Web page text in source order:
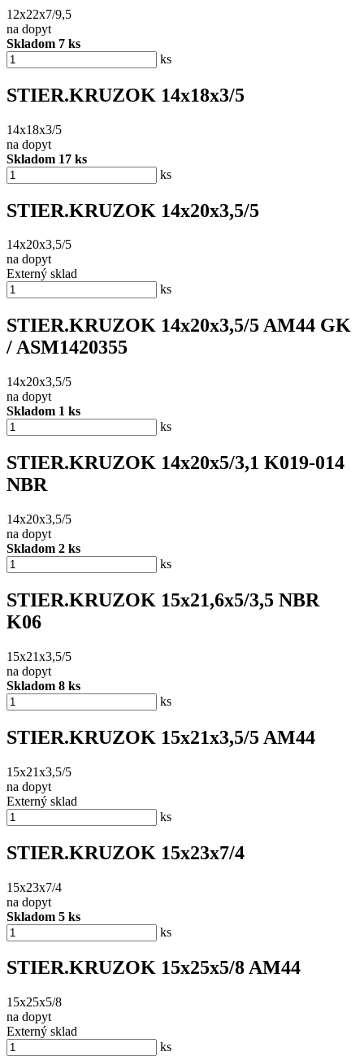
12x22x7/9,5
na dopyt
Skladom 7 ks
ks
STIER.KRUZOK 14x18x3/5
14x18x3/5
na dopyt
Skladom 17 ks
ks
STIER.KRUZOK 14x20x3,5/5
14x20x3,5/5
na dopyt
Externý sklad
ks
STIER.KRUZOK 14x20x3,5/5 AM44 GK
/ ASM1420355
14x20x3,5/5
na dopyt
Skladom 1 ks
ks
STIER.KRUZOK 14x20x5/3,1 K019-014
NBR
14x20x3,5/5
na dopyt
Skladom 2 ks
ks
STIER.KRUZOK 15x21,6x5/3,5 NBR
K06
15x21x3,5/5
na dopyt
Skladom 8 ks
ks
STIER.KRUZOK 15x21x3,5/5 AM44
15x21x3,5/5
na dopyt
Externý sklad
ks
STIER.KRUZOK 15x23x7/4
15x23x7/4
na dopyt
Skladom 5 ks
ks
STIER.KRUZOK 15x25x5/8 AM44
15x25x5/8
na dopyt
Externý sklad
ks